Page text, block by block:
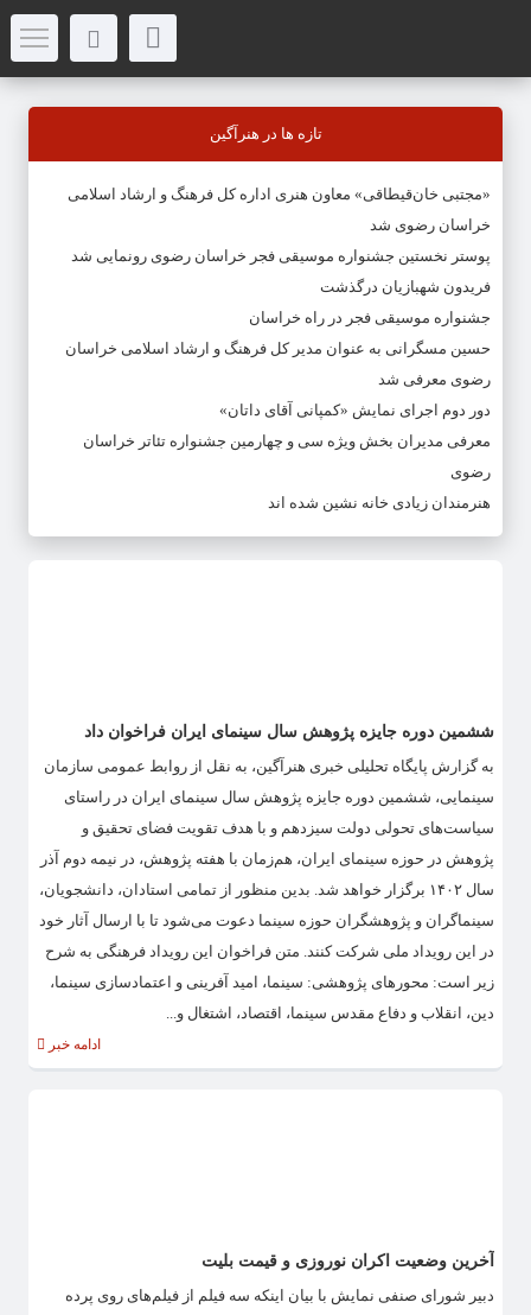
تازه ها در هنرآگین
«مجتبی خان‌قیطاقی» معاون هنری اداره کل فرهنگ و ارشاد اسلامی
خراسان رضوی شد
پوستر نخستین جشنواره موسیقی فجر خراسان رضوی رونمایی شد
فریدون شهبازیان درگذشت
جشنواره موسیقی فجر در راه خراسان
حسین مسگرانی به عنوان مدیر کل فرهنگ و ارشاد اسلامی خراسان
رضوی معرفی شد
دور دوم اجرای نمایش «کمپانی آقای داتان»
معرفی مدیران بخش ویژه سی و چهارمین جشنواره تئاتر خراسان
رضوی
هنرمندان زیادی خانه نشین شده اند
ششمین دوره جایزه پژوهش سال سینمای ایران فراخوان داد
به گزارش پایگاه تحلیلی خبری هنرآگین، به نقل از روابط عمومی سازمان
سینمایی، ششمین دوره جایزه پژوهش سال سینمای ایران در راستای
سیاست‌های تحولی دولت سیزدهم و با هدف تقویت فضای تحقیق و
پژوهش در حوزه سینمای ایران، هم‌زمان با هفته پژوهش، در نیمه دوم آذر
سال ۱۴۰۲ برگزار خواهد شد. بدین منظور از تمامی استادان، دانشجویان،
سینماگران و پژوهشگران حوزه سینما دعوت می‌شود تا با ارسال آثار خود
در این رویداد ملی شرکت کنند. متن فراخوان این رویداد فرهنگی به شرح
زیر است: محورهای پژوهشی: سینما، امید آفرینی و اعتمادسازی سینما،
دین، انقلاب و دفاع مقدس سینما، اقتصاد، اشتغال و...
ادامه خبر
آخرین وضعیت اکران نوروزی و قیمت بلیت
دبیر شورای صنفی نمایش با بیان اینکه سه فیلم از فیلم‌های روی پرده